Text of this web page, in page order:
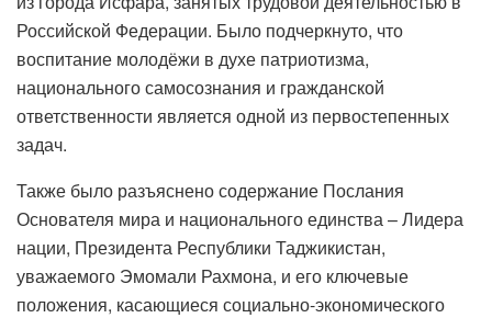
Российской Федерации. Было подчеркнуто, что
воспитание молодёжи в духе патриотизма,
национального самосознания и гражданской
ответственности является одной из первостепенных
задач.
Также было разъяснено содержание Послания
Основателя мира и национального единства – Лидера
нации, Президента Республики Таджикистан,
уважаемого Эмомали Рахмона, и его ключевые
положения, касающиеся социально-экономического